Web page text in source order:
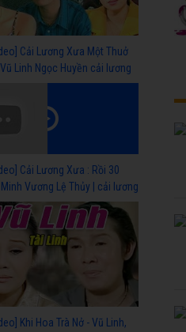
Cải Lương Xưa Một Thuở
Linh Ngọc Huyền cải lương
Cải Lương Xưa : Rồi 30
Vương Lệ Thủy | cải lương
Khi Hoa Trà Nở - Vũ Linh,